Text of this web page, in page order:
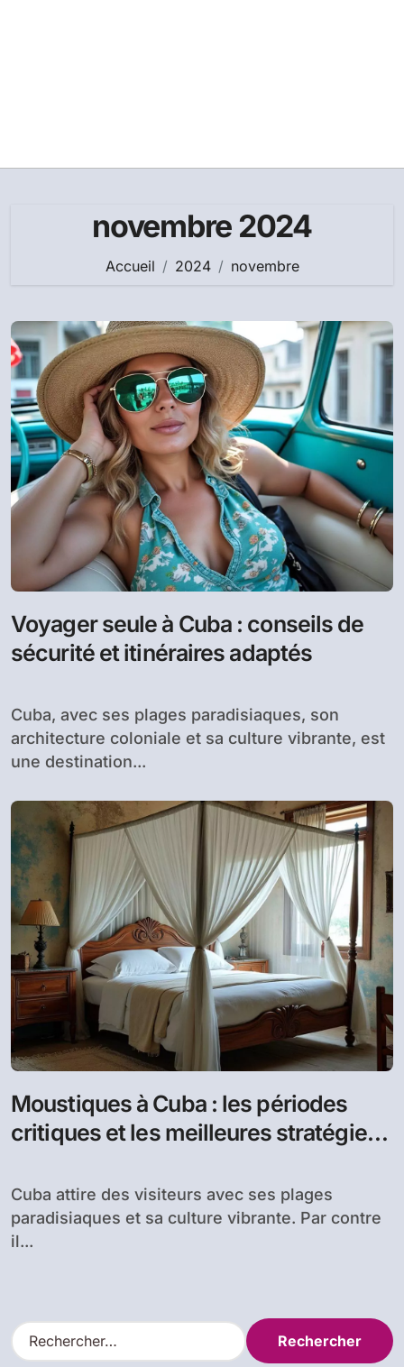
novembre 2024
Accueil 2024 novembre
Voyager seule à Cuba : conseils de
sécurité et itinéraires adaptés
Cuba, avec ses plages paradisiaques, son
architecture coloniale et sa culture vibrante, est
une destination...
Moustiques à Cuba : les périodes
critiques et les meilleures stratégies
Cuba attire des visiteurs avec ses plages
paradisiaques et sa culture vibrante. Par contre
il...
R
e